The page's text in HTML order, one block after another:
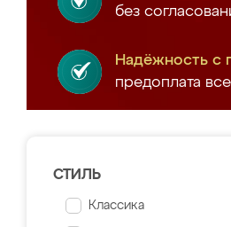
без
Надёжность с
предоплата
СТИЛЬ
Классика